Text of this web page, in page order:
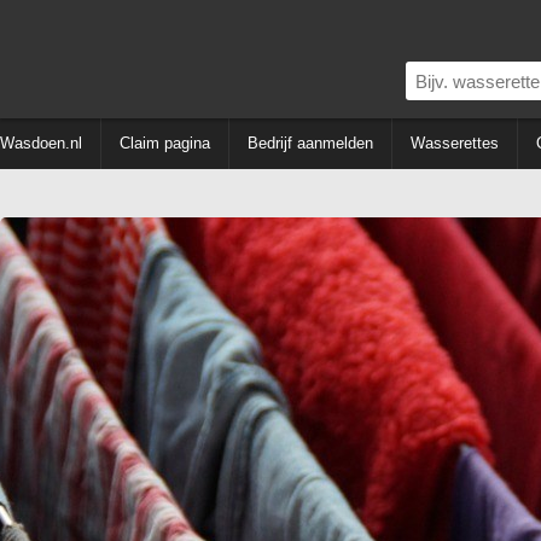
Wasdoen.nl Claim pagina Bedrijf aanmelden Wasserettes